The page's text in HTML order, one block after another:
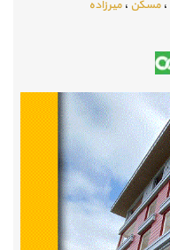
،مسکن ،میرزاده